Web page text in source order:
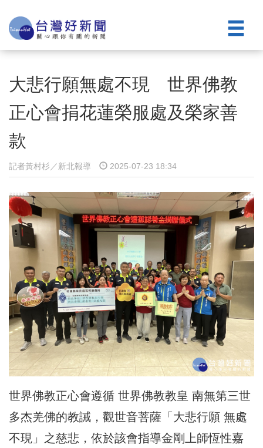
大悲行願無處不現 世界佛教
正心會捐花蓮榮服處及榮家善
款
記者黃村杉／新北報導 2025-07-23 18:34
世界佛教正心會遵循 世界佛教教皇 南無第三世
多杰羌佛的教誡，觀世音菩薩「大悲行願 無處
不現」之慈悲，依於該會指導金剛上師恆性嘉